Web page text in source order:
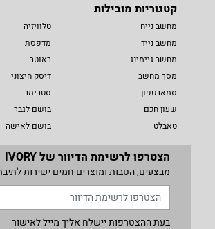
קטגוריות מובילות
מחשב נייח
מחשב נייד
מחשב גיימינג
מסך מחשב
סמארטפון
שעון חכם
טאבלט
טלוויזיה
מדפסת
ראוטר
דיסק חיצוני
סטרימר
בושם לגבר
בושם לאישה
הצטרפו לרשימת הדיוור של IVORY
מבצעים, הטבות ומוצרים חמים ישירות
בעת ההצטרפות יישלח אליך מייל לאישור